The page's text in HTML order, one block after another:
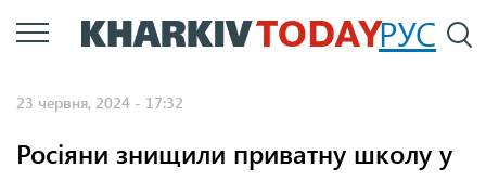
Перейти
до
РУС
23 червня, 2024 - 17:32
Росіяни знищили приватну школу у